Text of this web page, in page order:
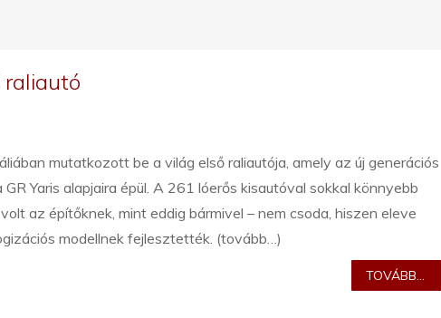
raliautó
mutatkozott be a világ első raliautója, amely az új generációs
GR Yaris alapjaira épül. A 261 lóerős kisautóval sokkal könnyebb
az építőknek, mint eddig bármivel – nem csoda, hiszen eleve
modellnek fejlesztették. (tovább…)
TOVÁBB...